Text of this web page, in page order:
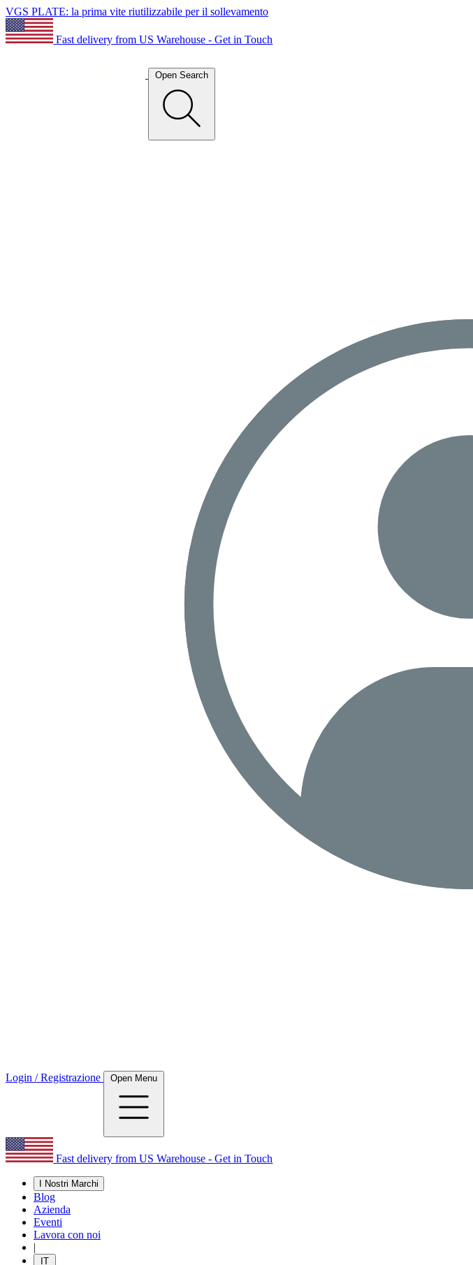
VGS PLATE: la prima vite riutilizzabile per il sollevamento
Fast delivery from US Warehouse - Get in Touch
Open Search
Login / Registrazione Open Menu
Fast delivery from US Warehouse - Get in Touch
I Nostri Marchi
Blog
Azienda
Eventi
Lavora con noi
|
IT